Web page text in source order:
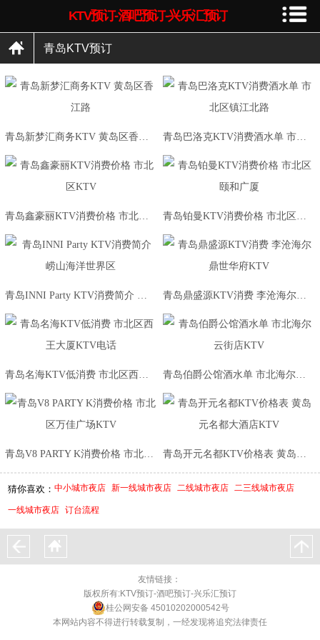
KTV预订-酒吧预订-兴乐汇预订
青岛KTV预订
青岛新梦汇商务KTV 黄岛区香江路 青岛巴洛克KTV消费酒水单 市北区镇江北路
青岛鑫豪丽KTV消费价格 市北区KTV 青岛铂曼KTV消费价格 市北区颐和广厦
青岛INNI Party KTV消费简介 崂山海洋世界区 青岛鼎盛源KTV消费 李沧海尔鼎世华府KTV
青岛名海KTV低消费 市北区西王大厦KTV电话 青岛伯爵公馆酒水单 市北海尔云街店KTV
青岛V8 PARTY K消费价格 市北区万佳广场KTV 青岛开元名都KTV价格表 黄岛元名都大酒店KTV
猜你喜欢：中小城市夜店 新一线城市夜店 二线城市夜店 二三线城市夜店
一线城市夜店 订台流程
友情链接：
版权所有:KTV预订-酒吧预订-兴乐汇预订
桂公网安备 45010202000542号
本网站内容不得进行转载复制，一经发现将追究法律责任